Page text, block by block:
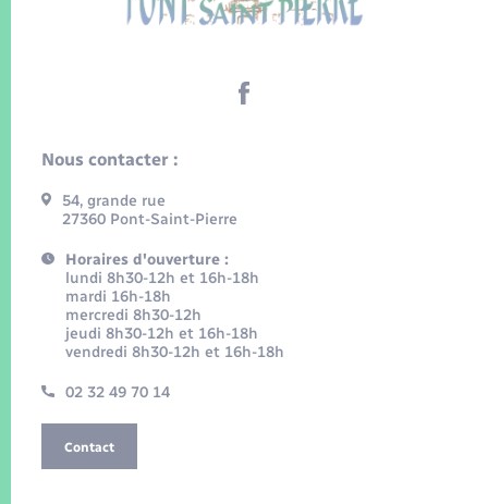
Nous contacter :
54, grande rue
27360 Pont-Saint-Pierre
Horaires d'ouverture :
lundi 8h30-12h et 16h-18h
mardi 16h-18h
mercredi 8h30-12h
jeudi 8h30-12h et 16h-18h
vendredi 8h30-12h et 16h-18h
02 32 49 70 14
Contact